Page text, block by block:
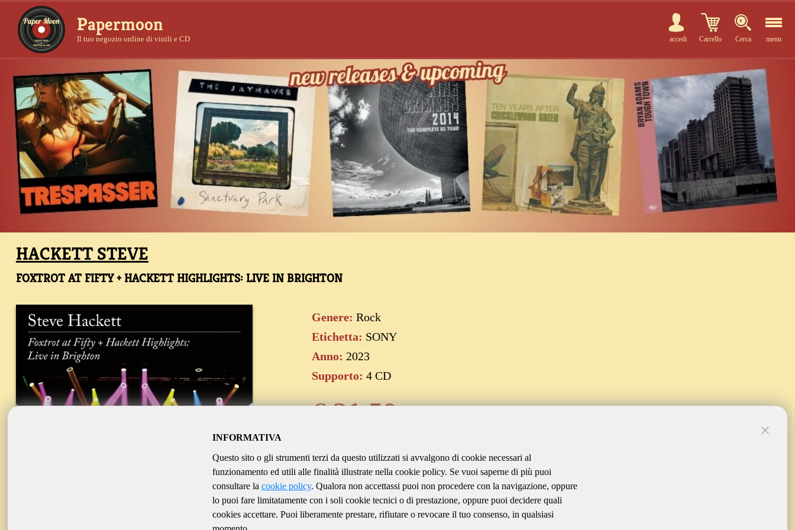
Papermoon
Il tuo negozio online di vinili e CD accedi Carrello Cerca menu
HACKETT STEVE
FOXTROT AT FIFTY + HACKETT HIGHLIGHTS: LIVE IN BRIGHTON
Genere: Rock
Etichetta: SONY
Anno: 2023
Supporto: 4 CD
€31.50
Aggiungi al carrello
INFORMATIVA
Questo sito o gli strumenti terzi da questo utilizzati si avvalgono di cookie necessari al
funzionamento ed utili alle finalità illustrate nella cookie policy. Se vuoi saperne di più puoi
consultare la cookie policy. Qualora non accettassi puoi non procedere con la navigazione, oppure
lo puoi fare limitatamente con i soli cookie tecnici o di prestazione, oppure puoi decidere quali
cookies accettare. Puoi liberamente prestare, rifiutare o revocare il tuo consenso, in qualsiasi